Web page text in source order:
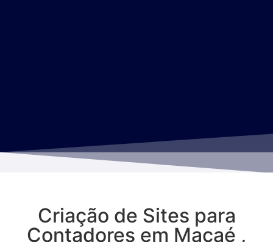
Criação de Sites para
Contadores em Macaé ,